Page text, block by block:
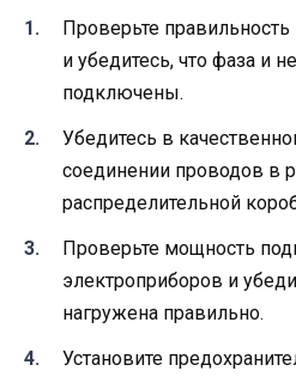
Проверьте
и убедитесь, что фаза и
подключены.
Убедитесь в
соединении проводов в
распределительной
Проверьте мощность
электроприборов и
нагружена правильно.
Установите